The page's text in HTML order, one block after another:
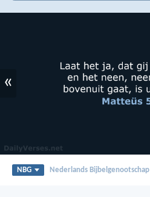
«
NBG Nederlands Bijbelgenootschap